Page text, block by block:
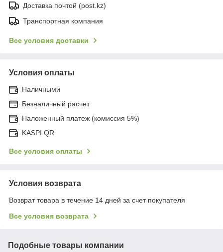
Доставка почтой (post.kz)
Транспортная компания
Все условия доставки
Условия оплаты
Наличными
Безналичный расчет
Наложенный платеж (комиссия 5%)
KASPI QR
Все условия оплаты
Условия возврата
Возврат товара в течение 14 дней за счет покупателя
Все условия возврата
Подобные товары компании